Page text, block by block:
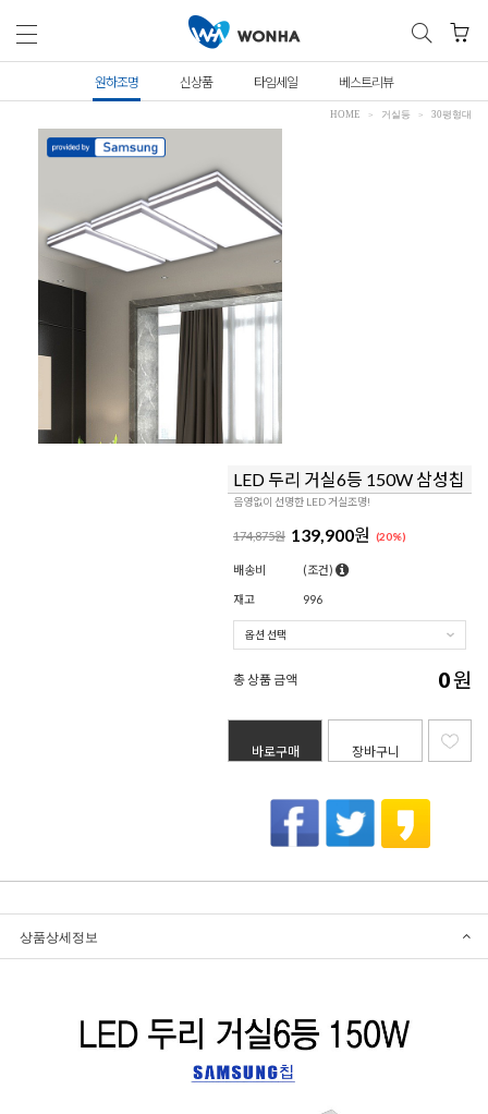
원하조명 신상품 타임세일 베스트리뷰
HOME 거실등 30평형대
LED 두리 거실6등 150W 삼성칩
음영없이 선명한 LED 거실조명!
174,875원 139,900원 (20%)
배송비 (조건)
재고 996
총 상품 금액 0원
바로구매 장바구니
상품상세정보